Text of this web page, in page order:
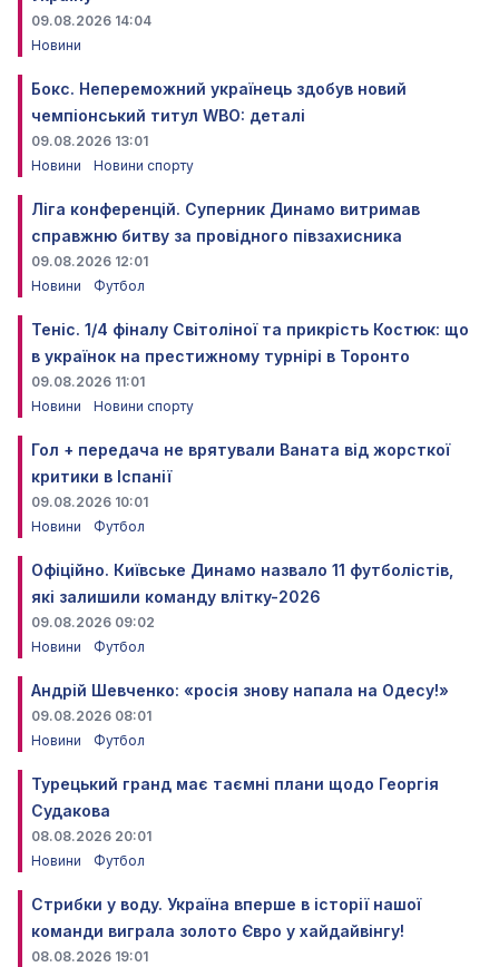
09.08.2026 14:04
Новини
Бокс. Непереможний українець здобув новий
чемпіонський титул WBO: деталі
09.08.2026 13:01
Новини
Новини спорту
Ліга конференцій. Суперник Динамо витримав
справжню битву за провідного півзахисника
09.08.2026 12:01
Новини
Футбол
Теніс. 1/4 фіналу Світоліної та прикрість Костюк: що
в українок на престижному турнірі в Торонто
09.08.2026 11:01
Новини
Новини спорту
Гол + передача не врятували Ваната від жорсткої
критики в Іспанії
09.08.2026 10:01
Новини
Футбол
Офіційно. Київське Динамо назвало 11 футболістів,
які залишили команду влітку-2026
09.08.2026 09:02
Новини
Футбол
Андрій Шевченко: «росія знову напала на Одесу!»
09.08.2026 08:01
Новини
Футбол
Турецький гранд має таємні плани щодо Георгія
Судакова
08.08.2026 20:01
Новини
Футбол
Стрибки у воду. Україна вперше в історії нашої
команди виграла золото Євро у хайдайвінгу!
08.08.2026 19:01